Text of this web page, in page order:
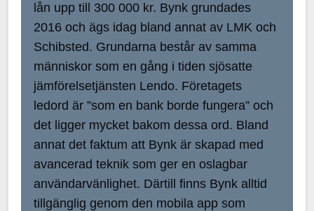
lån upp till 300 000 kr. Bynk grundades
2016 och ägs idag bland annat av LMK och
Schibsted. Grundarna består av samma
människor som en gång i tiden sjösatte
jämförelsetjänsten Lendo. Företagets
ledord är ”som en bank borde fungera” och
det ligger mycket bakom dessa ord. Bland
annat det faktum att Bynk är skapad med
avancerad teknik som ger en oslagbar
användarvänlighet. Därtill finns Bynk alltid
tillgänglig genom den mobila app som